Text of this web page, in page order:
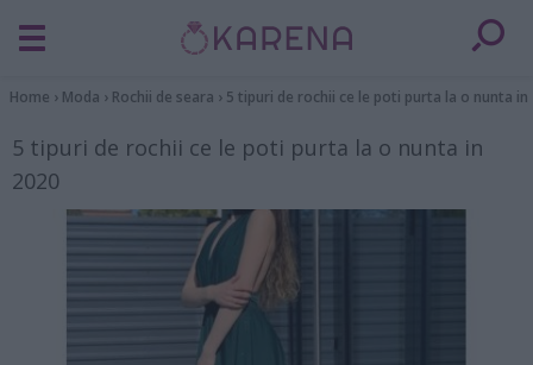
Home › Moda › Rochii de seara › 5 tipuri de rochii ce le poti purta la o nunta in
5 tipuri de rochii ce le poti purta la o nunta in
2020